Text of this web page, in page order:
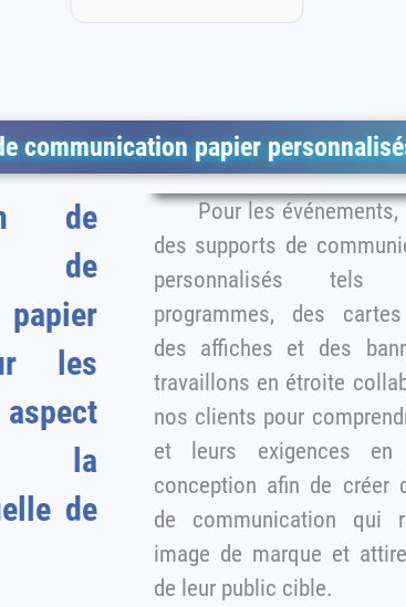
communication papier
de
de
les
la
de
Pour les événements, nous offrons
des supports de
personnalisés
programmes, des
des affiches et des bannières. Nous
travaillons en étroite collaboration avec
nos clients pour
et leurs exigences en matière de
conception afin de créer
de communication qui reflètent leur
image de marque et attirent
de leur public cible.